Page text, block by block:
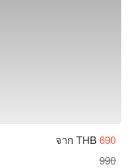
จาก THB690
990